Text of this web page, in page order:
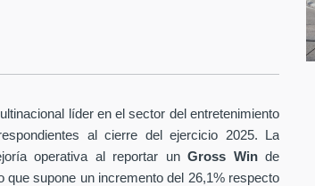
líder en el sector del entretenimiento
al cierre del ejercicio 2025. La
operativa al reportar un Gross Win de
que supone un incremento del 26,1% respecto